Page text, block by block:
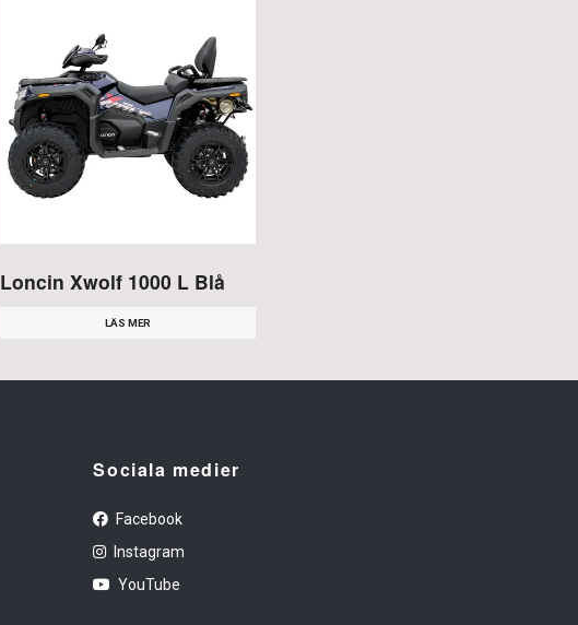
Loncin Xwolf 1000 L Blå
LÄS MER
Sociala medier
Facebook
Instagram
YouTube